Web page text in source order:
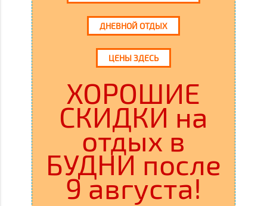
ДНЕВНОЙ ОТДЫХ
ЦЕНЫ ЗДЕСЬ
ХОРОШИЕ
СКИДКИ на
отдых в
БУДНИ после
9 августа!